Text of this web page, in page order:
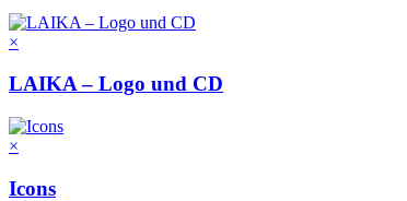
×
LAIKA – Logo und CD
×
Icons